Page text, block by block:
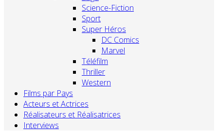
Science-Fiction
Sport
Super Héros
DC Comics
Marvel
Téléfilm
Thriller
Western
Films par Pays
Acteurs et Actrices
Réalisateurs et Réalisatrices
Interviews